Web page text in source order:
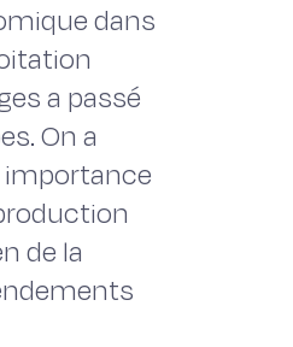
dans
a passé
On a
de la